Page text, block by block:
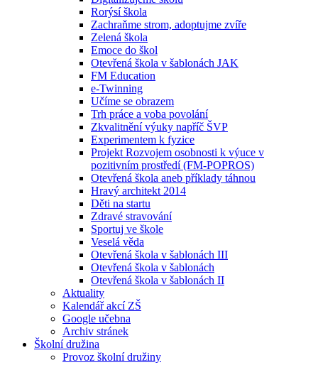
Rorýsí škola
Zachraňme strom, adoptujme zvíře
Zelená škola
Emoce do škol
Otevřená škola v šablonách JAK
FM Education
e-Twinning
Učíme se obrazem
Trh práce a voba povolání
Zkvalitnění výuky napříč ŠVP
Experimentem k fyzice
Projekt Rozvojem osobnosti k výuce v
pozitivním prostředí (FM-POPROS)
Otevřená škola aneb příklady táhnou
Hravý architekt 2014
Děti na startu
Zdravé stravování
Sportuj ve škole
Veselá věda
Otevřená škola v šablonách III
Otevřená škola v šablonách
Otevřená škola v šablonách II
Aktuality
Kalendář akcí ZŠ
Google učebna
Archiv stránek
Školní družina
Provoz školní družiny